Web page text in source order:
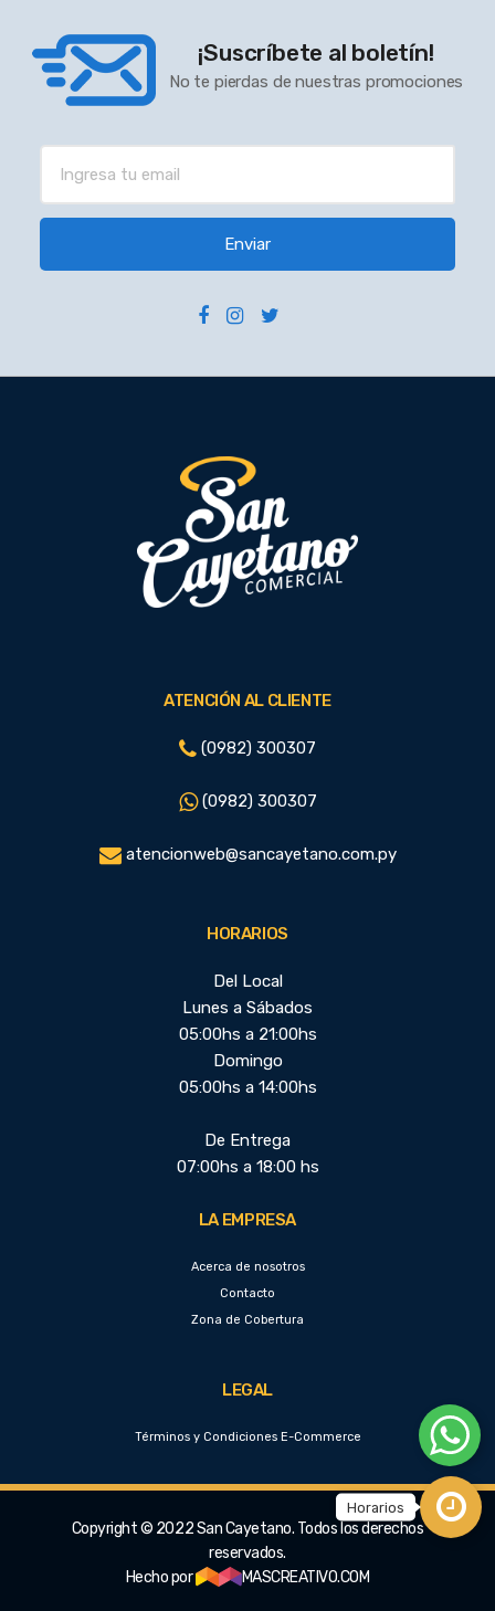
¡Suscríbete al boletín!
No te pierdas de nuestras promociones
Enviar
ATENCIÓN AL CLIENTE
(0982) 300307
(0982) 300307
atencionweb@sancayetano.com.py
HORARIOS
Del Local
Lunes a Sábados
05:00hs a 21:00hs
Domingo
05:00hs a 14:00hs
De Entrega
07:00hs a 18:00 hs
LA EMPRESA
Acerca de nosotros
Contacto
Zona de Cobertura
LEGAL
Términos y Condiciones E-Commerce
Copyright © 2022 San Cayetano. Todos los derechos
reservados.
Hecho por
MASCREATIVO.COM